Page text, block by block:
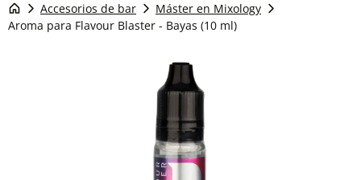
Accesorios de bar
Máster en Mixology
Aroma para Flavour Blaster - Bayas (10 ml)